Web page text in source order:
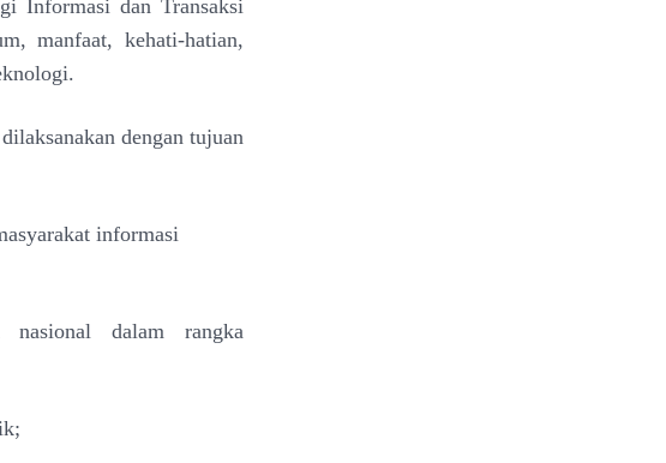
Informasi dan Transaksi
manfaat, kehati-hatian,
dengan tujuan
informasi
nasional dalam rangka